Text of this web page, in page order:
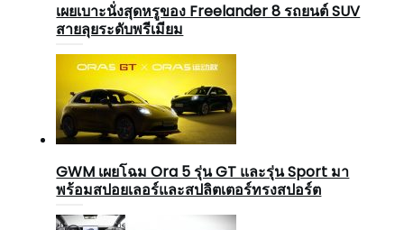
เผยเบาะนั่งสุดหรูของ Freelander 8 รถยนต์ SUV
สายลุยระดับพรีเมียม
GWM เผยโฉม Ora 5 รุ่น GT และรุ่น Sport มา
พร้อมสปอยเลอร์และสปลิตเตอร์ทรงสปอร์ต